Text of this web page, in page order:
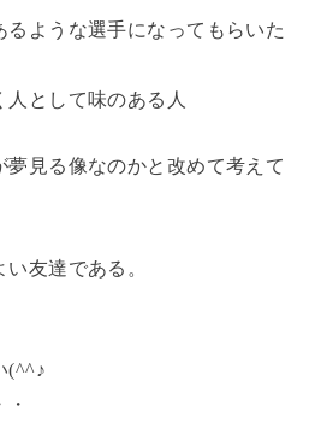
るような選手になってもらいた
として味のある人
見る像なのかと改めて考えて
友達である。
(^^♪